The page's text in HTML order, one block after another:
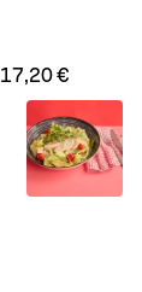
17,20 €